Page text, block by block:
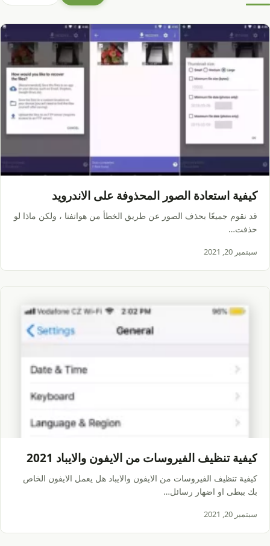
كيفية استعادة الصور المحذوفة على الاندرويد
قد نقوم جميعًا بحذف الصور عن طريق الخطأ من هواتفنا ، ولكن ماذا لو
حذفت…
سبتمبر 20, 2021
كيفية تنظيف الفيروسات من الايفون والايباد 2021
كيفية تنظيف الفيروسات من الايفون والايباد هل يعمل الايفون الخاص
بك ببطى او اضهار رسائل…
سبتمبر 20, 2021